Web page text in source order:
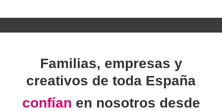
Familias, empresas y
creativos de toda España
confían en nosotros desde